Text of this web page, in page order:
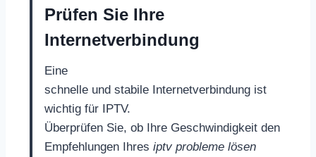
Prüfen Sie Ihre
Internetverbindung
Eine
schnelle und stabile Internetverbindung ist
wichtig für IPTV.
Überprüfen Sie, ob Ihre Geschwindigkeit den
Empfehlungen Ihres iptv probleme lösen